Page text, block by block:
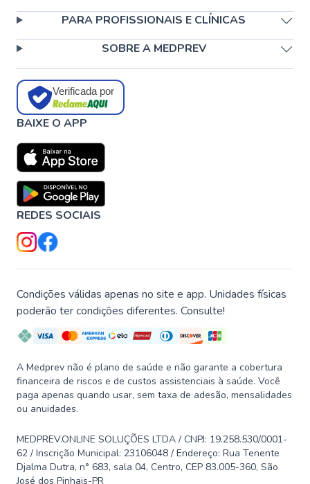
PARA PROFISSIONAIS E CLÍNICAS
SOBRE A MEDPREV
Verificada por
BAIXE O APP
REDES SOCIAIS
Condições válidas apenas no site e app. Unidades físicas
poderão ter condições diferentes. Consulte!
A Medprev não é plano de saúde e não garante a cobertura
financeira de riscos e de custos assistenciais à saúde. Você
paga apenas quando usar, sem taxa de adesão, mensalidades
ou anuidades.
MEDPREV.ONLINE SOLUÇÕES LTDA / CNPJ: 19.258.530/0001-
62 / Inscrição Municipal: 23106048 / Endereço: Rua Tenente
Djalma Dutra, n° 683, sala 04, Centro, CEP 83.005-360, São
José dos Pinhais-PR